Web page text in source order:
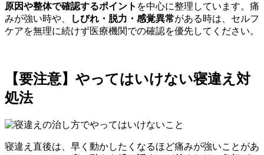
原因や整体で確認するポイント を中心に整理しています。痛
みが強い時や、
しびれ・脱力・感覚異常がある時は、セルフ
ケアを無理に続けず医療機関での確認を優先してください。
【要注意】やってはいけない寝違え対
処法
寝違え直後は、早く動かしたくなるほど痛みが強いことがあ